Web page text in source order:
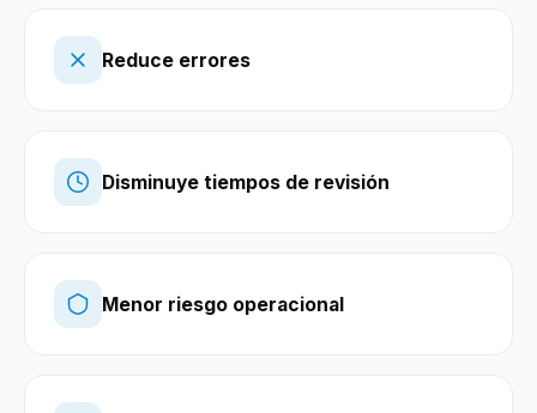
Reduce errores
Disminuye tiempos de revisión
Menor riesgo operacional